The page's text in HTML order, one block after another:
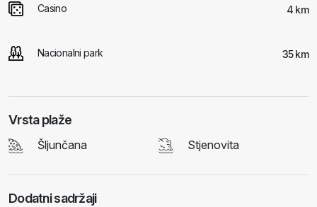
Casino 4 km
Nacionalni park 35 km
Vrsta plaže
Šljunčana Stjenovita
Dodatni sadržaji